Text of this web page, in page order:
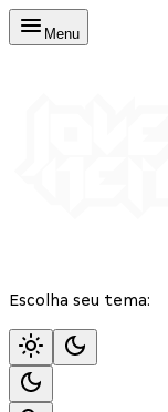
Menu
Escolha seu tema: